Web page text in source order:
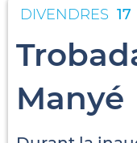
DIVENDRES 17
Manyé